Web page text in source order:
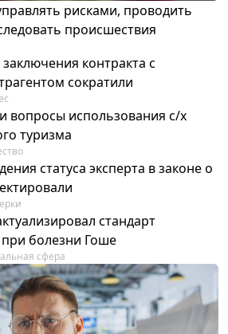
рисками, проводить
происшествия
контракта с
сократили
вопросы использования с/х
туризма
статуса эксперта в законе о
стандарт
болезни Гоше
сфера